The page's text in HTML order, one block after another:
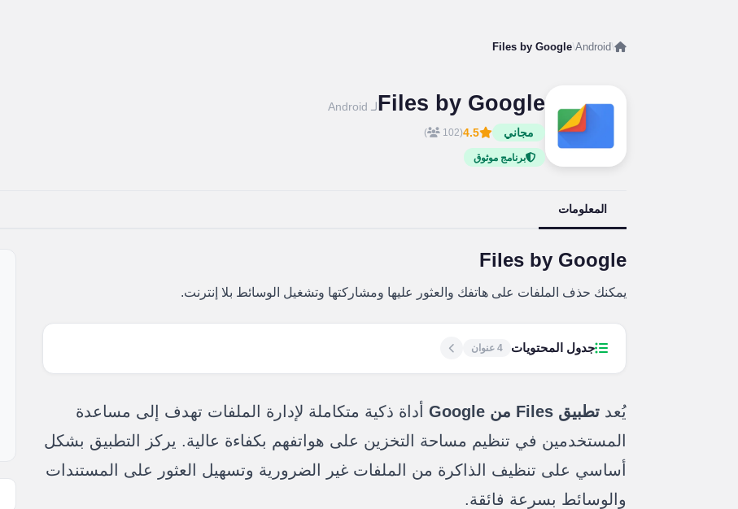
/
Android
/
Files by Google
Files by Googleلـ Android
مجاني
4.5
(102
)
برنامج موثوق
المعلومات
Files by Google
يمكنك حذف الملفات على هاتفك والعثور عليها ومشاركتها وتشغيل الوسائط بلا إنترنت.
جدول المحتويات 4 عنوان
يُعد تطبيق Files من Google
أداة ذكية متكاملة لإدارة الملفات تهدف إلى مساعدة
المستخدمين في تنظيم مساحة التخزين على هواتفهم بكفاءة عالية. يركز التطبيق بشكل
أساسي على تنظيف الذاكرة من الملفات غير الضرورية وتسهيل العثور على المستندات
والوسائط بسرعة فائقة.